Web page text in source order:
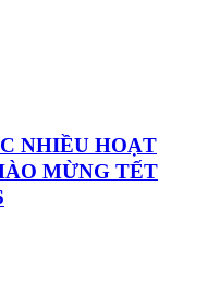
NHIỀU HOẠT
MỪNG TẾT